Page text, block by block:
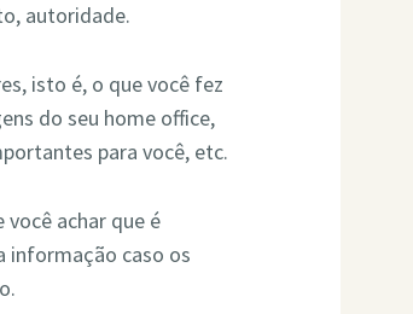
autoridade.
isto é, o que você fez
do seu home office,
para você, etc.
você achar que é
informação caso os